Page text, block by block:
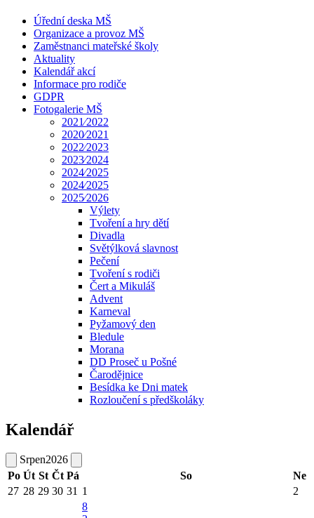
Úřední deska MŠ
Organizace a provoz MŠ
Zaměstnanci mateřské školy
Aktuality
Kalendář akcí
Informace pro rodiče
GDPR
Fotogalerie MŠ
2021⁄2022
2020⁄2021
2022⁄2023
2023⁄2024
2024⁄2025
2024⁄2025
2025⁄2026
Výlety
Tvoření a hry dětí
Divadla
Světýlková slavnost
Pečení
Tvoření s rodiči
Čert a Mikuláš
Advent
Karneval
Pyžamový den
Bledule
Morana
DD Proseč u Pošné
Čarodějnice
Besídka ke Dni matek
Rozloučení s předškoláky
Kalendář
Srpen2026
Po Út St Čt Pá So
Ne
27 28 29 30 31 1 2
8